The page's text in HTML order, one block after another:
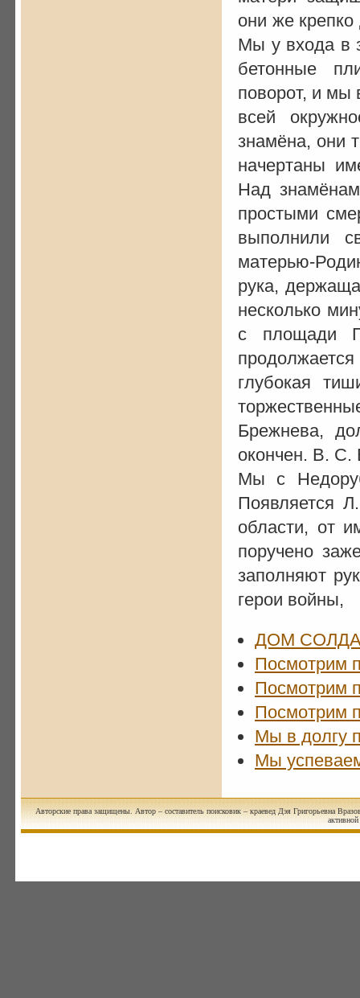
они же крепко
Мы у входа в
бетонные
поворот, и мы
всей
знамёна, они
начертаны
Над
простыми
выполнили
матерью-
рука,
несколько
с площади
глубокая
Брежнева,
окончен. В.
Мы с
Появляется
области, от
поручено
заполняют
герои войны,
ДОМ
Посмотрим
Посмотрим
Посмотрим
Мы в долгу
Мы
Авторские права защищены. Автор – составитель поисковик – краевед Дэя Григорьевна